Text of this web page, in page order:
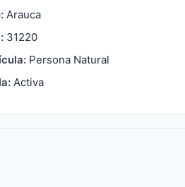
Arauca
31220
Persona Natural
Activa